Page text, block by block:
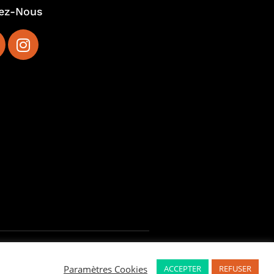
Nous
Paramètres Cookies ACCEPTER REFUSER